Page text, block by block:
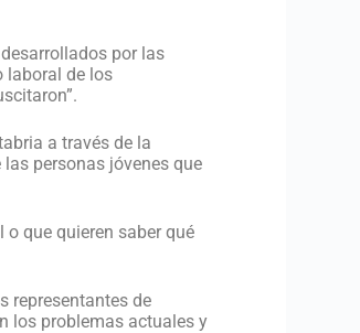
por las
laboral de los
a través de la
personas jóvenes que
que quieren saber qué
representantes de
los problemas actuales y